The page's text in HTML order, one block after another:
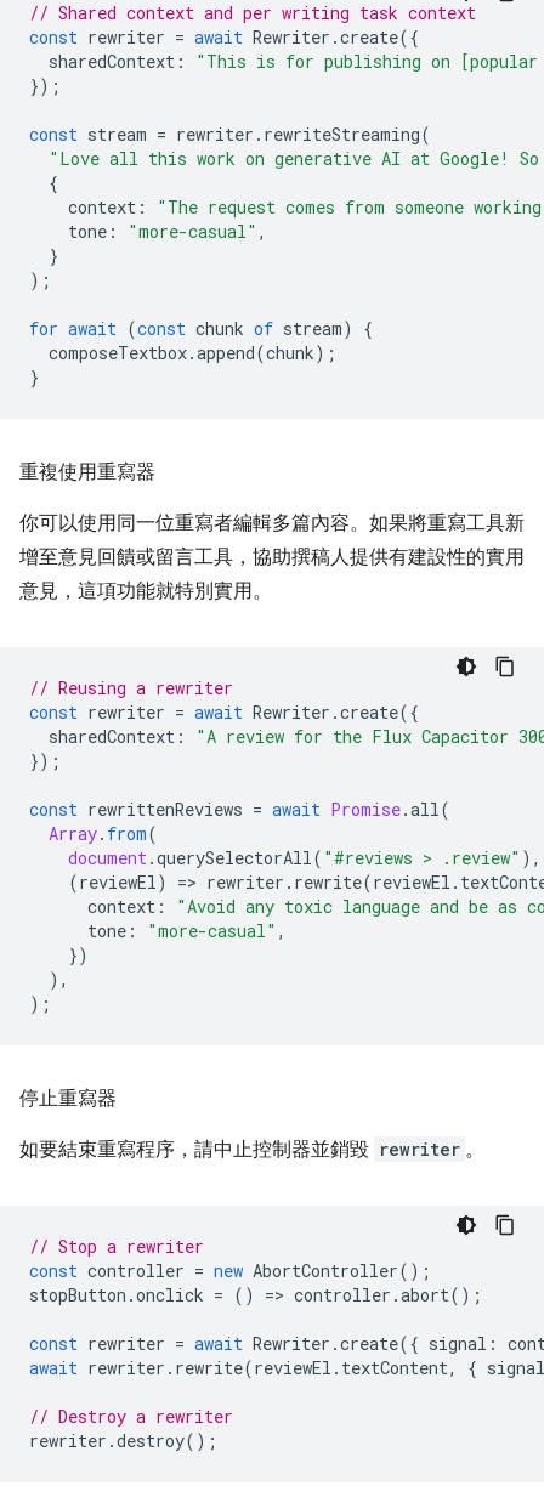
// Shared context and per writing task context
const rewriter = await Rewriter .create({
sharedContext :
"This is for publishing on [popular
});
const stream = rewriter . rewriteStreaming(
"Love all this work on generative AI at Google!
{
context :
"The request comes from someone
tone : "more-casual" ,
}
);
for await (const chunk of stream)
{
composeTextbox.append(chunk);
}
重複使用重寫器
你可以使用同一位重寫者編輯多篇內容。如果將重寫工具新
增至意見回饋或留言工具，協助撰稿人提供有建設性的實用
意見，這項功能就特別實用。
// Reusing a rewriter
const rewriter = await Rewriter .create({
sharedContext :
"A review for the Flux Capacitor
});
const rewrittenReviews = await Promise.all(
Array. from(
document.querySelectorAll( "#reviews > .review" ),
(reviewEl) => rewriter . rewrite(reviewEl .
context :
"Avoid any toxic language and be as
tone : "more-casual" ,
})
),
);
停止重寫器
如要結束重寫程序，請中止控制器並銷毀 rewriter 。
// Stop a rewriter
const controller = new AbortController();
stopButton .onclick = () => controller .abort();
const rewriter = await Rewriter .create({ signal :
await rewriter . rewrite(reviewEl . textContent, { signal
// Destroy a rewriter
rewriter .destroy();